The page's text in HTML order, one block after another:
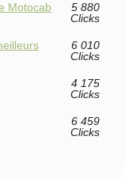
Motocab
5 880
Clicks
6 010
Clicks
4 175
Clicks
6 459
Clicks